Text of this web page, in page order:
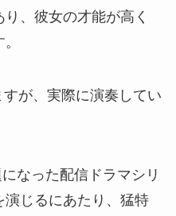
、彼女の才能が高く
が、実際に演奏してい
なった配信ドラマシリ
じるにあたり、猛特